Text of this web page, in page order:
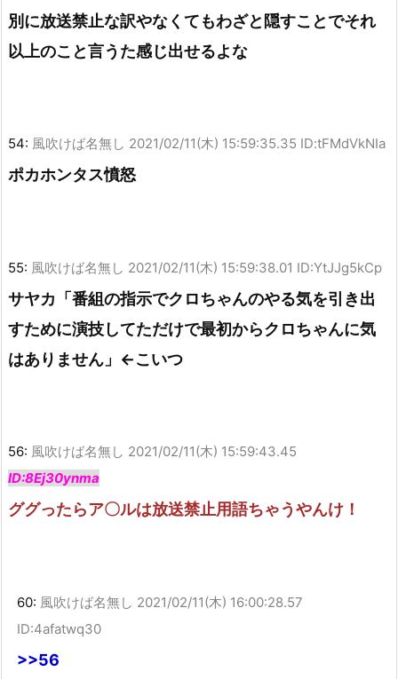
別に放送禁止な訳やなくてもわざと隠すことでそれ
以上のこと言うた感じ出せるよな
54: 風吹けば名無し 2021/02/11(木) 15:59:35.35 ID:tFMdVkNIa
ポカホンタス憤怒
55: 風吹けば名無し 2021/02/11(木) 15:59:38.01 ID:YtJJg5kCp
サヤカ「番組の指示でクロちゃんのやる気を引き出
すために演技してただけで最初からクロちゃんに気
はありません」←こいつ
56: 風吹けば名無し 2021/02/11(木) 15:59:43.45
ID:8Ej30ynma
ググったらア〇ルは放送禁止用語ちゃうやんけ！
60: 風吹けば名無し 2021/02/11(木) 16:00:28.57
ID:4afatwq30
>>56